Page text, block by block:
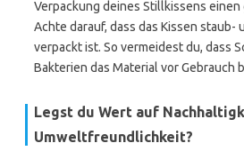
Verpackung deines Stillkissens
Achte darauf, dass das Kissen
verpackt ist. So vermeidest du, dass
Bakterien das Material vor Gebrauch
Legst du Wert auf
Umweltfreundlichkeit?